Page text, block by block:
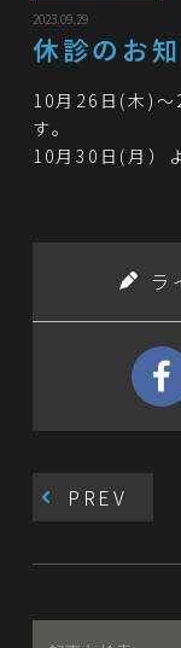
2023.09.29
休診のお
10月26日(木)
す。
10月30日(月）
ラ
PREV